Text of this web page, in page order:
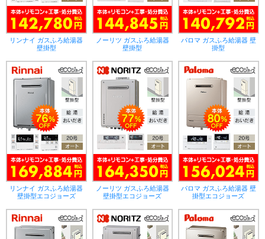
リンナイ ガスふろ給湯器
壁掛型
ノーリツ ガスふろ給湯器
壁掛型
パロマ ガスふろ給湯器 壁
掛型
リンナイ ガスふろ給湯器
壁掛型エコジョーズ
ノーリツ ガスふろ給湯器
壁掛型エコジョーズ
パロマ ガスふろ給湯器 壁
掛型エコジョーズ